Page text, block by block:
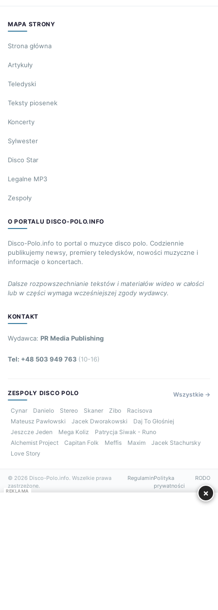
MAPA STRONY
Strona główna
Artykuły
Teledyski
Teksty piosenek
Koncerty
Sylwester
Disco Star
Legalne MP3
Zespoły
O PORTALU DISCO-POLO.INFO
Disco-Polo.info to portal o muzyce disco polo. Codziennie
publikujemy newsy, premiery teledysków, nowości muzyczne i
informacje o koncertach.
Dalsze rozpowszechnianie tekstów i materiałów wideo w całości
lub w części wymaga wcześniejszej zgody wydawcy.
KONTAKT
Wydawca: PR Media Publishing
Tel: +48 503 949 763 (10-16)
ZESPOŁY DISCO POLO Wszystkie →
Cynar Danielo Stereo Skaner Zibo
Racisova
Mateusz Pawłowski
Jacek Dworakowski
Daj To Głośniej
Jeszcze Jeden
Mega Koliz
Patrycja Siwak - Runo
Alchemist Project
Capitan Folk Meffis Maxim
Jacek Stachursky
Love Story
© 2026 Disco-Polo.info. Wszelkie prawa
zastrzeżone.
RegulaminPolityka
prywatności
RODO
REKLAMA ×